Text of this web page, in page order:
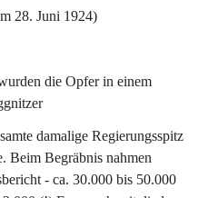
28. Juni 1924)
die Opfer in einem
damalige Regierungsspitz
Beim Begräbnis nahmen
- ca. 30.000 bis 50.000